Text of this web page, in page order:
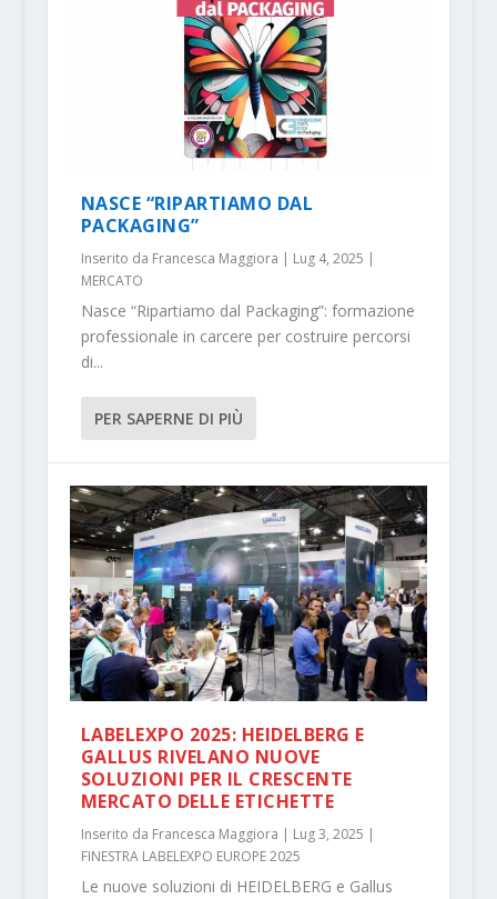
NASCE “RIPARTIAMO DAL
PACKAGING”
Inserito da Francesca Maggiora | Lug 4, 2025 |
MERCATO
Nasce “Ripartiamo dal Packaging”: formazione
professionale in carcere per costruire percorsi
di...
PER SAPERNE DI PIÙ
LABELEXPO 2025: HEIDELBERG E
GALLUS RIVELANO NUOVE
SOLUZIONI PER IL CRESCENTE
MERCATO DELLE ETICHETTE
Inserito da Francesca Maggiora | Lug 3, 2025 |
FINESTRA LABELEXPO EUROPE 2025
Le nuove soluzioni di HEIDELBERG e Gallus